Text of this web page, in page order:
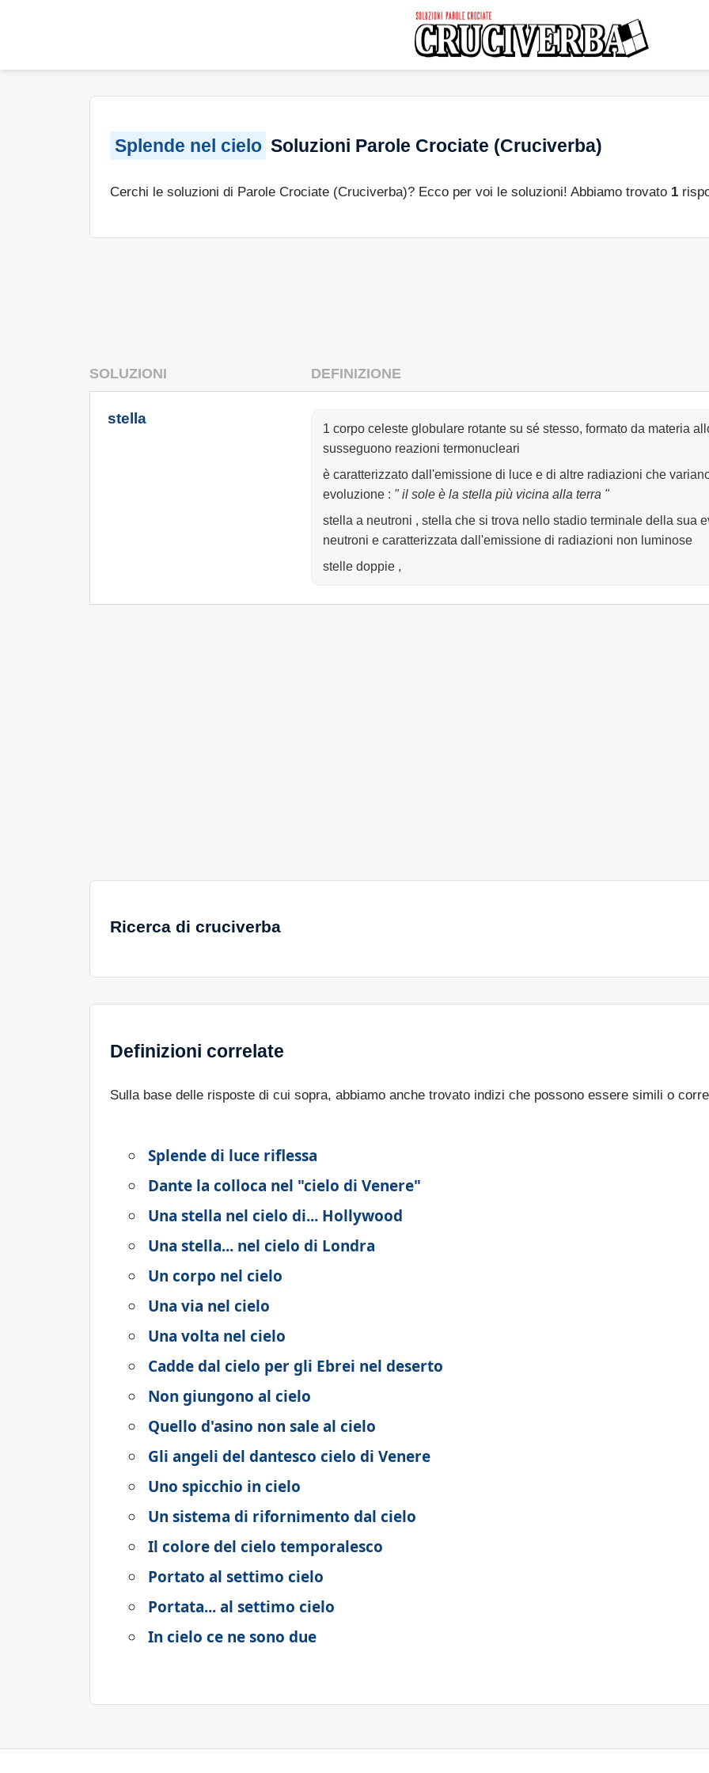
Splende nel cielo Soluzioni Parole Crociate (Cruciverba)
Cerchi le soluzioni di Parole Crociate (Cruciverba)? Ecco per voi le soluzioni! Abbiamo trovato 1
SOLUZIONI DEFINIZIONE
stella
1 corpo celeste globulare rotante su sé stesso, formato da materia
susseguono reazioni termonucleari
è caratterizzato dall'emissione di luce e di altre radiazioni che
evoluzione : " il sole è la stella più vicina alla terra "
stella a neutroni , stella che si trova nello stadio terminale della sua
neutroni e caratterizzata dall'emissione di radiazioni non luminose
stelle doppie ,
Ricerca di cruciverba
Definizioni correlate
Sulla base delle risposte di cui sopra, abbiamo anche trovato indizi che possono essere simili o
Splende di luce riflessa
Dante la colloca nel "cielo di Venere"
Una stella nel cielo di... Hollywood
Una stella... nel cielo di Londra
Un corpo nel cielo
Una via nel cielo
Una volta nel cielo
Cadde dal cielo per gli Ebrei nel deserto
Non giungono al cielo
Quello d'asino non sale al cielo
Gli angeli del dantesco cielo di Venere
Uno spicchio in cielo
Un sistema di rifornimento dal cielo
Il colore del cielo temporalesco
Portato al settimo cielo
Portata... al settimo cielo
In cielo ce ne sono due